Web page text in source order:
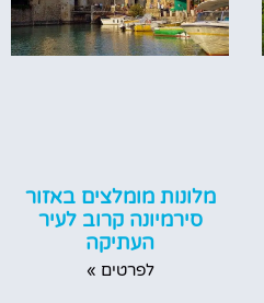
מלונות מומלצים באזור
סירמיונה קרוב לעיר
העתיקה
לפרטים »